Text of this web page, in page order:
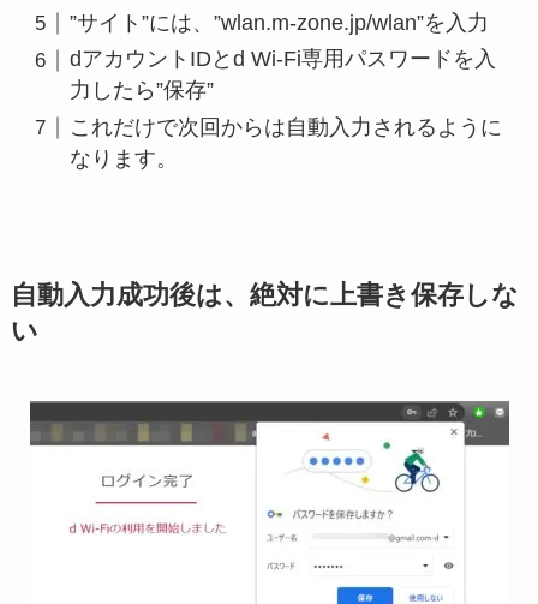
”サイト”には、”wlan.m-zone.jp/wlan”を入力
dアカウントIDとd Wi-Fi専用パスワードを入
力したら”保存”
これだけで次回からは自動入力されるように
なります。
自動入力成功後は、絶対に上書き保存しな
い